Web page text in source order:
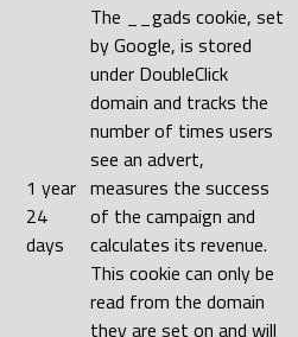
1 year
24
days
The __gads cookie, set
by Google, is stored
under DoubleClick
domain and tracks the
number of times users
see an advert,
measures the success
of the campaign and
calculates its revenue.
This cookie can only be
read from the domain
they are set on and will